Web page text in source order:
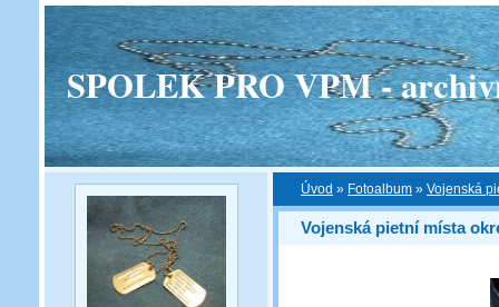
SPOLEK PRO VPM -
Úvod » Fotoalbum » Vojenská
Vojenská pietní místa